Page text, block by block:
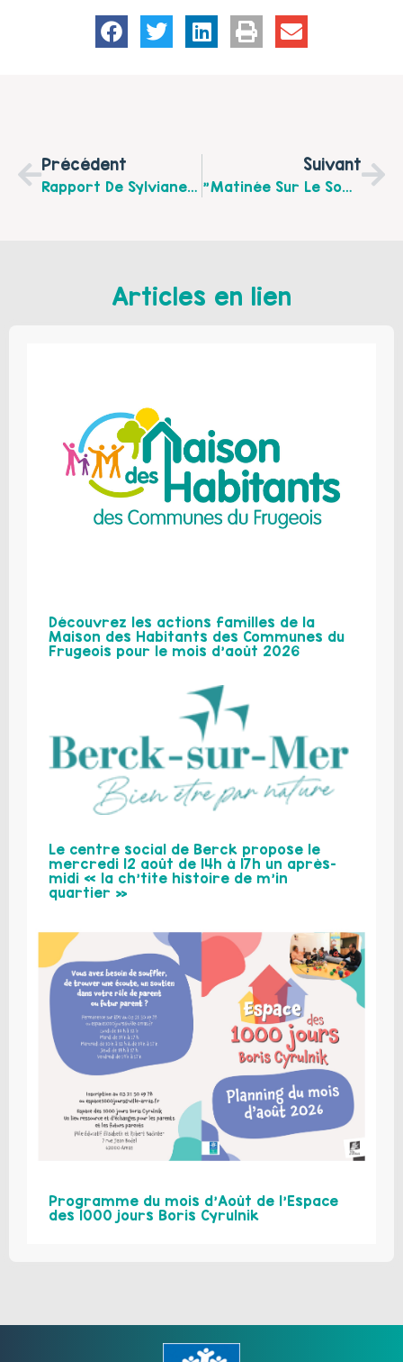
Précédent
Rapport De Sylviane Giampino : Développement Du Jeune Enfant : Modes D’accueil / Formation Des Professionnels
Suivant
"Matinée Sur Le Sommeil À La Ludothèque De Sains-En-Gohelle, Le Lundi 19 Septembre De 10h À 11h30, En Partenariat Avec La MDS De Bully-Les-Mines
Articles en lien
Découvrez les actions familles de la
Maison des Habitants des Communes du
Frugeois pour le mois d’août 2026
Le centre social de Berck propose le
mercredi 12 août de 14h à 17h un après-
midi « la ch’tite histoire de m’in
quartier »
Programme du mois d’Août de l’Espace
des 1000 jours Boris Cyrulnik